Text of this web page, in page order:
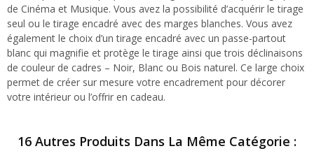
de Cinéma et Musique. Vous avez la possibilité d’acquérir le tirage
seul ou le tirage encadré avec des marges blanches. Vous avez
également le choix d’un tirage encadré avec un passe-partout
blanc qui magnifie et protège le tirage ainsi que trois déclinaisons
de couleur de cadres – Noir, Blanc ou Bois naturel. Ce large choix
permet de créer sur mesure votre encadrement pour décorer
votre intérieur ou l’offrir en cadeau.
16 Autres Produits Dans La Même Catégorie :